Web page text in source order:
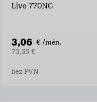
Live 770NC
3,06 € /mēn.
73,55 €
bez PVN